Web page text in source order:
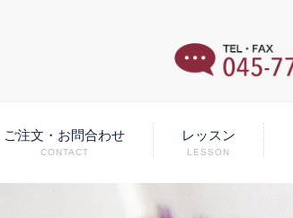
ご注文・お問合わせ
CONTACT
レッスン
LESSON